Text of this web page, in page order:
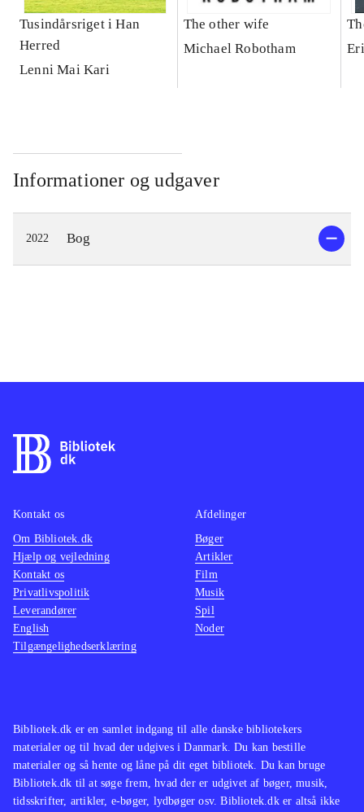
Tusindårsriget i Han
Herred
Lenni Mai Kari
The other wife
Michael Robotham
Informationer og udgaver
2022 Bog
Bibliotek.dk er en samlet indgang til alle danske bibliotekers
materialer og til hvad der udgives i Danmark. Du kan bestille
materialer og så hente og låne på dit eget bibliotek. Du kan bruge
Bibliotek.dk til at søge frem, hvad der er udgivet af bøger, musik,
tidsskrifter, artikler, e-bøger, lydbøger osv. Bibliotek.dk er altså ikke
Kontakt os
Om Bibliotek.dk
Hjælp og vejledning
Kontakt os
Privatlivspolitik
Leverandører
English
Tilgængelighedserklæring
Afdelinger
Bøger
Artikler
Film
Musik
Spil
Noder